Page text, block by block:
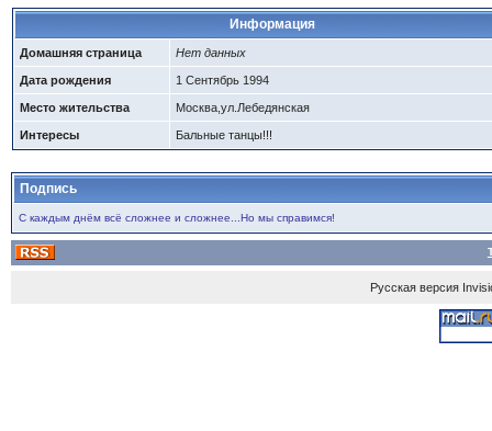
Информация
Домашняя страница Нет данных
Дата рождения 1 Сентябрь 1994
Место жительства Москва,ул.Лебедянская
Интересы Бальные танцы!!!
Подпись
С каждым днём всё сложнее и сложнее...Но мы справимся!
Русская версия